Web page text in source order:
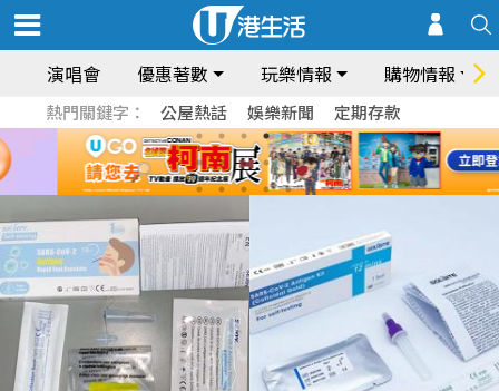
演唱會 優惠著數 玩樂情報 購物情報
熱門關鍵字： 公屋熱話 娛樂新聞 定期存款